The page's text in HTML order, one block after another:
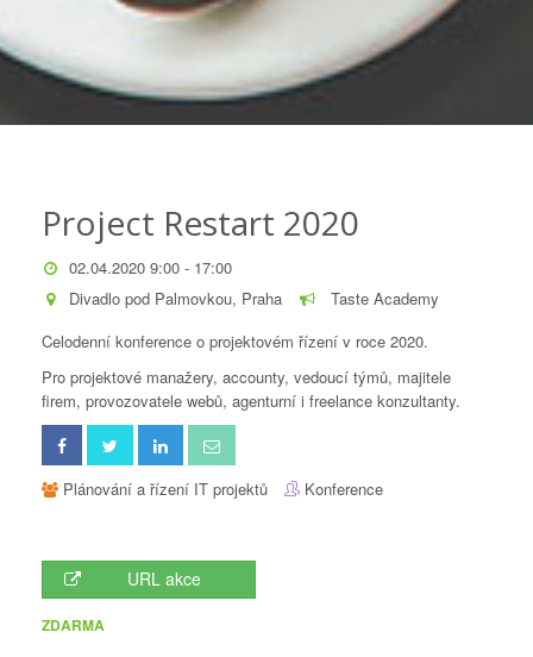
Project Restart 2020
02.04.2020 9:00 - 17:00
Divadlo pod Palmovkou, Praha
Taste Academy
Celodenní konference o projektovém řízení v roce 2020.
Pro projektové manažery, accounty, vedoucí týmů, majitele
firem, provozovatele webů, agenturní i freelance konzultanty.
Plánování a řízení IT projektů Konference
URL akce
ZDARMA